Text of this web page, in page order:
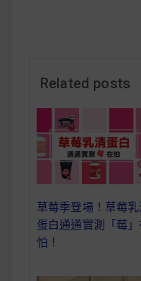
蔬食純素營養
純素料理食譜
蔬食純素餐廳推薦
Related posts
草莓季登場！草莓
蛋白通通實測「莓」
怕！